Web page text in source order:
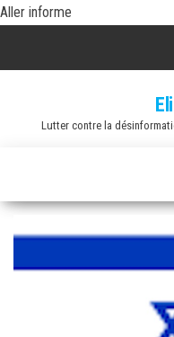
Aller informe
Lutter contre la